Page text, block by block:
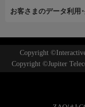
お客さまのデータ利用
Copyright
Copyright ©Jupiter